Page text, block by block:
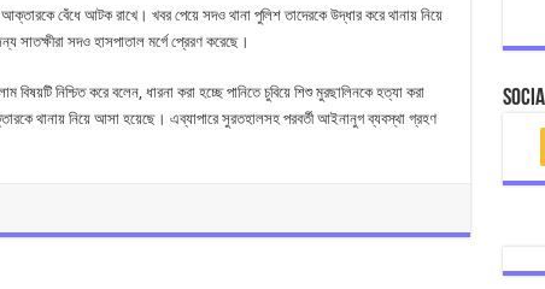
বেঁধে আটক রাখে। খবর পেয়ে সদও থানা পুলিশ তাদেরকে উদ্ধার করে থানায় নিয়ে
সদও হাসপাতাল মর্গে প্রেরণ করেছে।
নিশ্চিত করে বলেন, ধারনা করা হচ্ছে পানিতে চুবিয়ে শিশু মুরছালিনকে হত্যা করা
থানায় নিয়ে আসা হয়েছে। এব্যাপারে সুরতহালসহ পরবর্তী আইনানুগ ব্যবস্থা গ্রহণ